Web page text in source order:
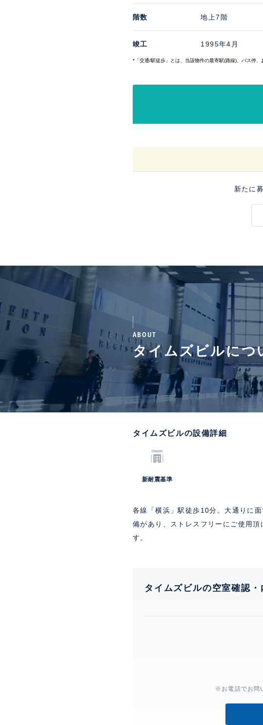
階数 地上7階
竣工 1995年4月
*「交通/駅徒歩」とは、当該物件の最寄駅(路線)、バス停、
新たに
ABOUT
タイムズビルにつ
タイムズビルの設備詳細
新耐震基準
各線「横浜」駅徒歩10分。大通りに
備があり、ストレスフリーにご使用
す。
タイムズビルの空室確認
※お電話でお問